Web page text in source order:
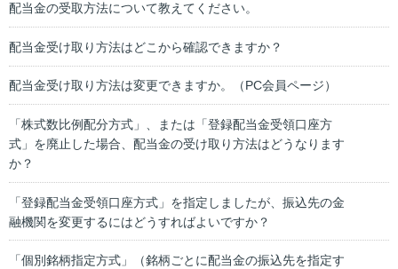
配当金の受取方法について教えてください。
配当金受け取り方法はどこから確認できますか？
配当金受け取り方法は変更できますか。（PC会員ページ）
「株式数比例配分方式」、または「登録配当金受領口座方
式」を廃止した場合、配当金の受け取り方法はどうなります
か？
「登録配当金受領口座方式」を指定しましたが、振込先の金
融機関を変更するにはどうすればよいですか？
「個別銘柄指定方式」（銘柄ごとに配当金の振込先を指定す